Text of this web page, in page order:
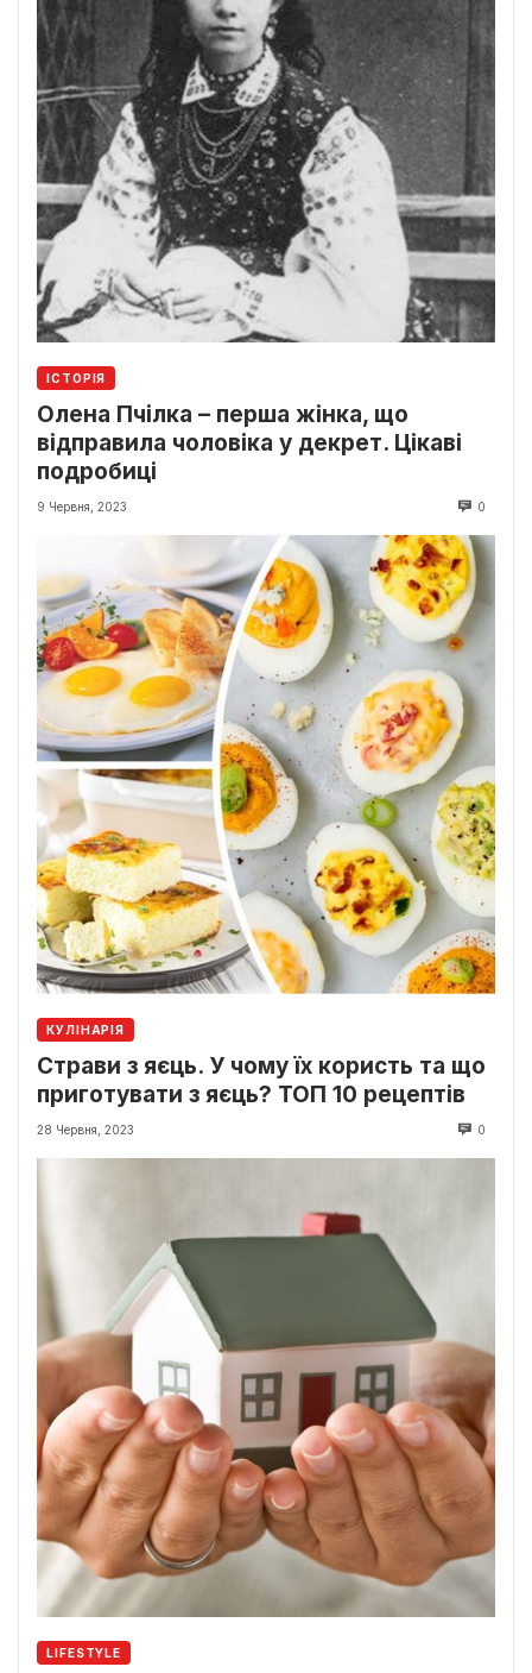
ІСТОРІЯ
Олена Пчілка – перша жінка, що
відправила чоловіка у декрет. Цікаві
подробиці
9 Червня, 2023 0
КУЛІНАРІЯ
Страви з яєць. У чому їх користь та що
приготувати з яєць? ТОП 10 рецептів
28 Червня, 2023 0
LIFESTYLE